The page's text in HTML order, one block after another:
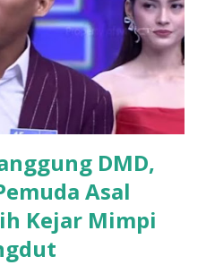
aktivis muda, seperti
dari kalangan
aktivis dari organisasi
yang ikut merapat.
dalam rangka menyusun
DMD,
Asal
Kejar Mimpi